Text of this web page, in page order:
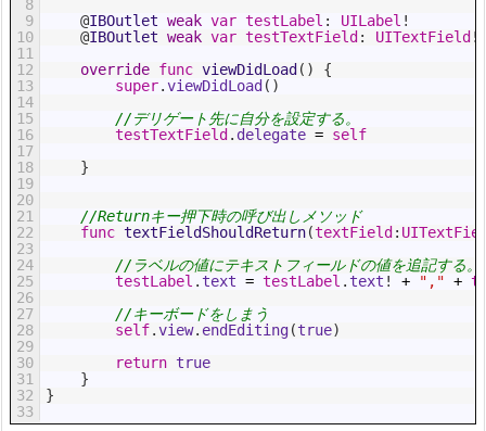
8
9
10
11
12
13
14
15
16
17
18
19
20
21
22
23
24
25
26
27
28
29
30
31
32
33
@IBOutlet weak var testLabel : UILabel !
@IBOutlet weak var testTextField : UITextField !
override func viewDidLoad ( )
{
super.viewDidLoad ( )
//デリゲート先に自分を設定する。
testTextField . delegate = self
}
//Returnキー押下時の呼び出しメソッド
func textFieldShouldReturn(textField :
//ラベルの値にテキストフィールドの値を追記する。
testLabel .text = testLabel .text ! + "," +
//キーボードをしまう
self.view. endEditing(true)
return true
}
}